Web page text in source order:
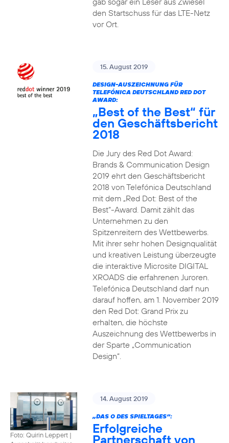
den Startschuss für das LTE-Netz
vor Ort.
15. August 2019
DESIGN-AUSZEICHNUNG FÜR
TELEFÓNICA DEUTSCHLAND RED DOT
AWARD:
„Best of the Best“ für
den Geschäftsbericht
2018
Die Jury des Red Dot Award:
Brands & Communication Design
2019 ehrt den Geschäftsbericht
2018 von Telefónica Deutschland
mit dem „Red Dot: Best of the
Best“-Award. Damit zählt das
Unternehmen zu den
Spitzenreitern des Wettbewerbs.
Mit ihrer sehr hohen Designqualität
und kreativen Leistung überzeugte
die interaktive Microsite DIGITAL
XROADS die erfahrenen Juroren.
Telefónica Deutschland darf nun
darauf hoffen, am 1. November 2019
den Red Dot: Grand Prix zu
erhalten, die höchste
Auszeichnung des Wettbewerbs in
der Sparte „Communication
Design“.
Foto: Quirin Leppert |
14. August 2019
„DAS O DES SPIELTAGES“:
Erfolgreiche
Partnerschaft von